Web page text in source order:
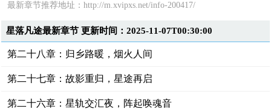
最新章节推荐地址：http://m.xvipxs.net/info-200417/
星落凡途最新章节 更新时间：2025-11-07T00:30:00
第二十八章：归乡路暖，烟火人间
第二十七章：故影重归，星途再启
第二十六章：星轨交汇夜，阵起唤魂音